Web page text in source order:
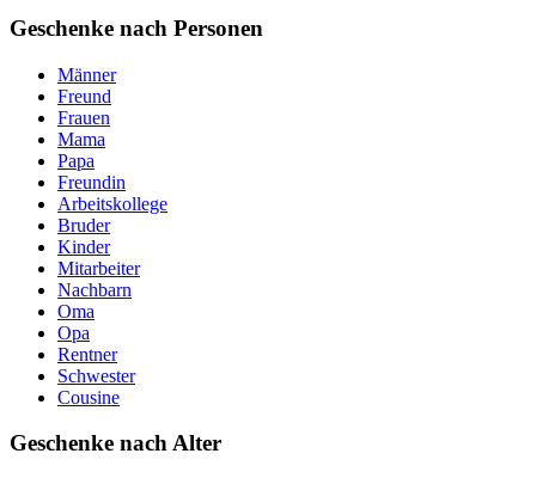
Geschenke nach Personen
Männer
Freund
Frauen
Mama
Papa
Freundin
Arbeitskollege
Bruder
Kinder
Mitarbeiter
Nachbarn
Oma
Opa
Rentner
Schwester
Cousine
Geschenke nach Alter